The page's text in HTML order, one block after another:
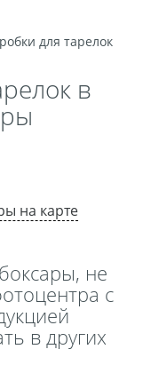
для тарелок
в
на карте
не
с
в других